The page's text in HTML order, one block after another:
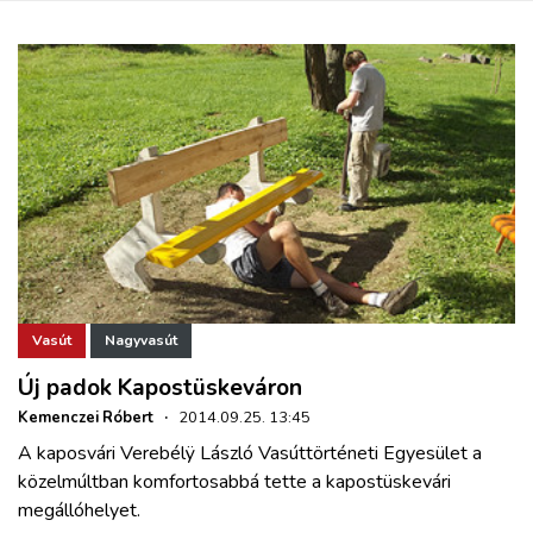
Vasút Nagyvasút
Új padok Kapostüskeváron
Kemenczei Róbert · 2014.09.25. 13:45
A kaposvári Verebélÿ László Vasúttörténeti Egyesület a
közelmúltban komfortosabbá tette a kapostüskevári
megállóhelyet.